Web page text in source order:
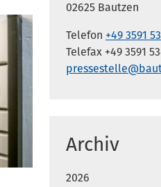
02625 Bautzen
Telefon +49 3591
Telefax +49 3591
Archiv
2026